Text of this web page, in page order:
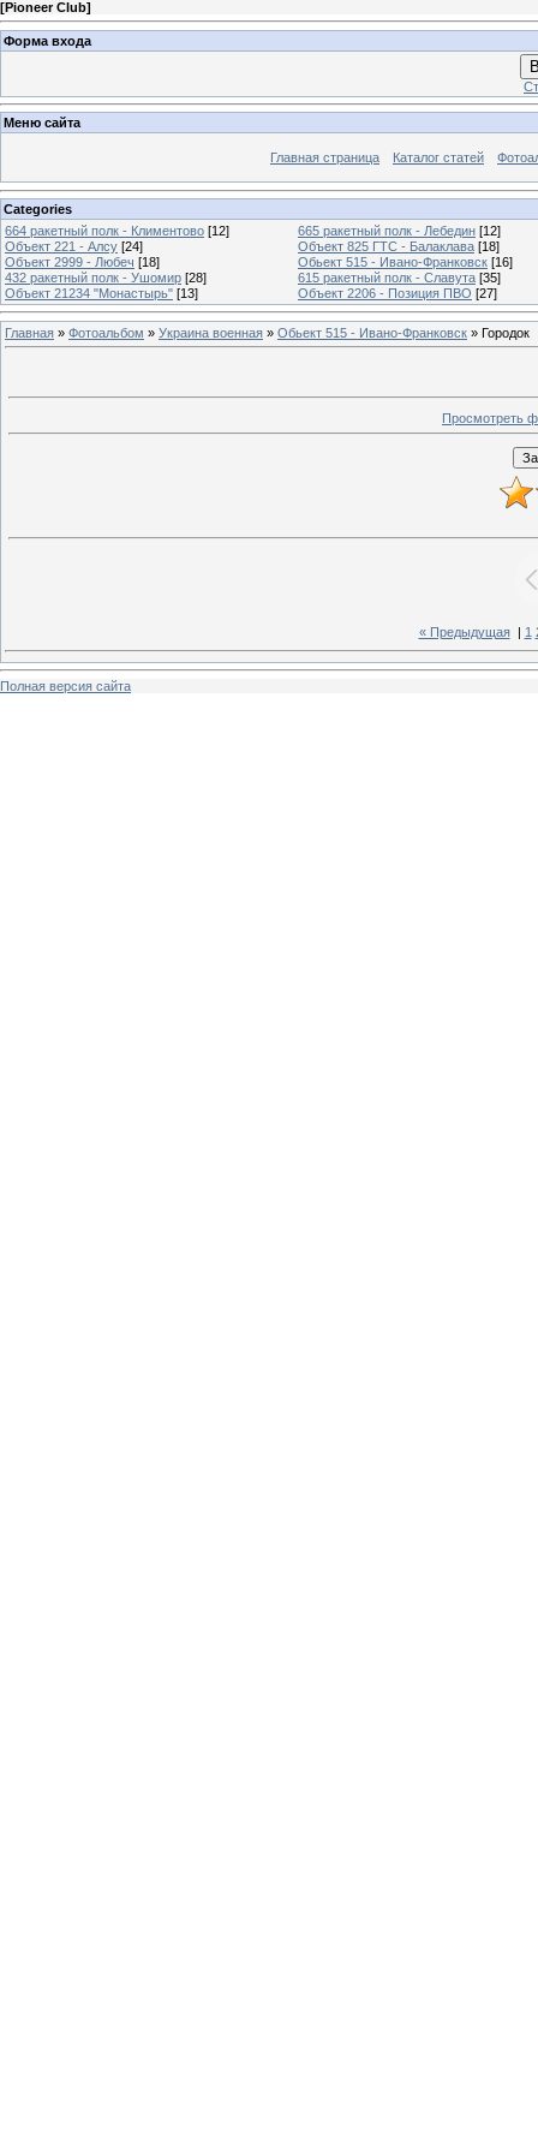
[Pioneer Club]
Форма входа
Меню сайта
Главная страница Каталог статей
Categories
664 ракетный полк - Климентово [12] 665 ракетный полк - Лебедин [12]
Объект 221 - Алсу [24] Объект 825 ГТС - Балаклава [18]
Объект 2999 - Любеч [18] Обьект 515 - Ивано-Франковск [16]
432 ракетный полк - Ушомир [28] 615 ракетный полк - Славута [35]
Объект 21234 "Монастырь" [13] Объект 2206 - Позиция ПВО [27]
Главная » Фотоальбом » Украина военная » Обьект 515 - Ивано-Франковск » Городок
Просмотреть
« Предыдущая| 1
Полная версия сайта